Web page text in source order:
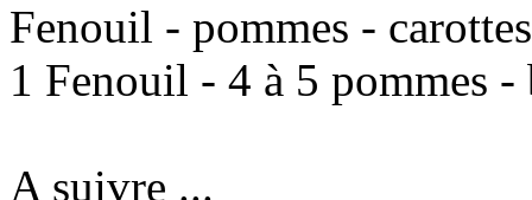
Fenouil - pommes -
1 Fenouil - 4 à 5 pommes -
A suivre ...